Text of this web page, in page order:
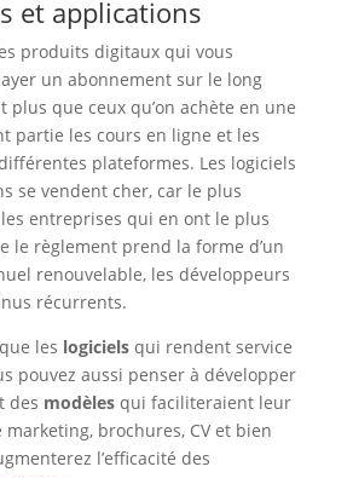
et applications
produits digitaux qui vous
un abonnement sur le long
que ceux qu’on achète en une
partie les cours en ligne et les
plateformes. Les logiciels
se vendent cher, car le plus
entreprises qui en ont le plus
le règlement prend la forme d’un
renouvelable, les développeurs
récurrents.
les logicielsqui rendent service
pouvez aussi penser à développer
des modèlesqui faciliteraient leur
brochures, CV et bien
l’efficacité des